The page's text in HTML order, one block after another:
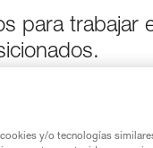
para trabajar
y/o tecnologías